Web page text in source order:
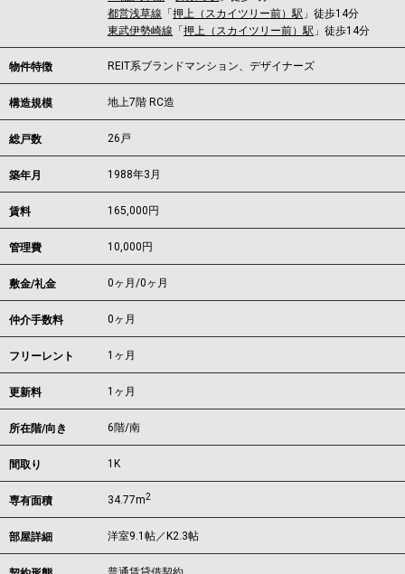
都営浅草線 「押上（スカイツリー前）駅 」徒歩14分
東武伊勢崎線 「押上（スカイツリー前）駅 」徒歩14分
物件特徴 REIT系ブランドマンション、デザイナーズ
構造規模 地上7階 RC造
総戸数 26戸
築年月 1988年3月
賃料 165,000 円
管理費 10,000円
敷金/礼金 0ヶ月/0ヶ月
仲介手数料 0ヶ月
フリーレント 1ヶ月
更新料 1ヶ月
所在階/向き 6階/南
間取り 1K
専有面積 34.77m2
部屋詳細 洋室9.1帖／K2.3帖